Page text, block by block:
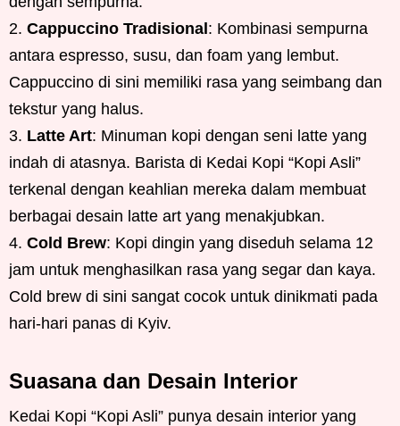
Cappuccino Tradisional: Kombinasi sempurna
antara espresso, susu, dan foam yang lembut.
Cappuccino di sini memiliki rasa yang seimbang dan
tekstur yang halus.
Latte Art: Minuman kopi dengan seni latte yang
indah di atasnya. Barista di Kedai Kopi “Kopi Asli”
terkenal dengan keahlian mereka dalam membuat
berbagai desain latte art yang menakjubkan.
Cold Brew: Kopi dingin yang diseduh selama 12
jam untuk menghasilkan rasa yang segar dan kaya.
Cold brew di sini sangat cocok untuk dinikmati pada
hari-hari panas di Kyiv.
Suasana dan Desain Interior
Kedai Kopi “Kopi Asli” punya desain interior yang